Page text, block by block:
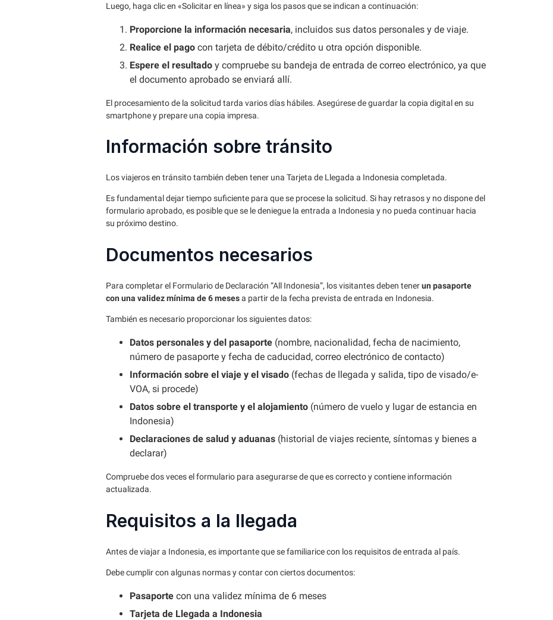
Luego, haga clic en «Solicitar en línea» y siga los pasos que se indican a continuación:
Proporcione la información necesaria, incluidos sus datos personales y de viaje.
Realice el pago con tarjeta de débito/crédito u otra opción disponible.
Espere el resultado y compruebe su bandeja de entrada de correo electrónico, ya que
el documento aprobado se enviará allí.
El procesamiento de la solicitud tarda varios días hábiles. Asegúrese de guardar la copia digital en su
smartphone y prepare una copia impresa.
Información sobre tránsito
Los viajeros en tránsito también deben tener una Tarjeta de Llegada a Indonesia completada.
Es fundamental dejar tiempo suficiente para que se procese la solicitud. Si hay retrasos y no dispone del
formulario aprobado, es posible que se le deniegue la entrada a Indonesia y no pueda continuar hacia
su próximo destino.
Documentos necesarios
Para completar el Formulario de Declaración “All Indonesia”, los visitantes deben tenerun pasaporte
con una validez mínima de 6 mesesa partir de la fecha prevista de entrada en Indonesia.
También es necesario proporcionar los siguientes datos:
Datos personales y del pasaporte (nombre, nacionalidad, fecha de nacimiento,
número de pasaporte y fecha de caducidad, correo electrónico de contacto)
Información sobre el viaje y el visado (fechas de llegada y salida, tipo de visado/e-
VOA, si procede)
Datos sobre el transporte y el alojamiento (número de vuelo y lugar de estancia en
Indonesia)
Declaraciones de salud y aduanas (historial de viajes reciente, síntomas y bienes a
declarar)
Compruebe dos veces el formulario para asegurarse de que es correcto y contiene información
actualizada.
Requisitos a la llegada
Antes de viajar a Indonesia, es importante que se familiarice con los requisitos de entrada al país.
Debe cumplir con algunas normas y contar con ciertos documentos:
Pasaporte con una validez mínima de 6 meses
Tarjeta de Llegada a Indonesia